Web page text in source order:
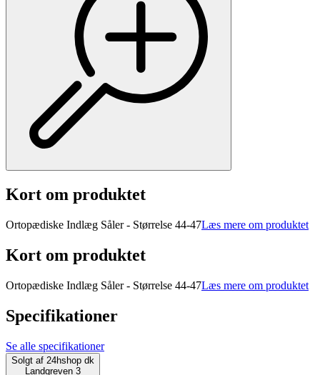
Kort om produktet
Ortopædiske Indlæg Såler - Størrelse 44-47Læs mere om produktet
Kort om produktet
Ortopædiske Indlæg Såler - Størrelse 44-47Læs mere om produktet
Specifikationer
Se alle specifikationer
Solgt af 24hshop dk
Landgreven 3